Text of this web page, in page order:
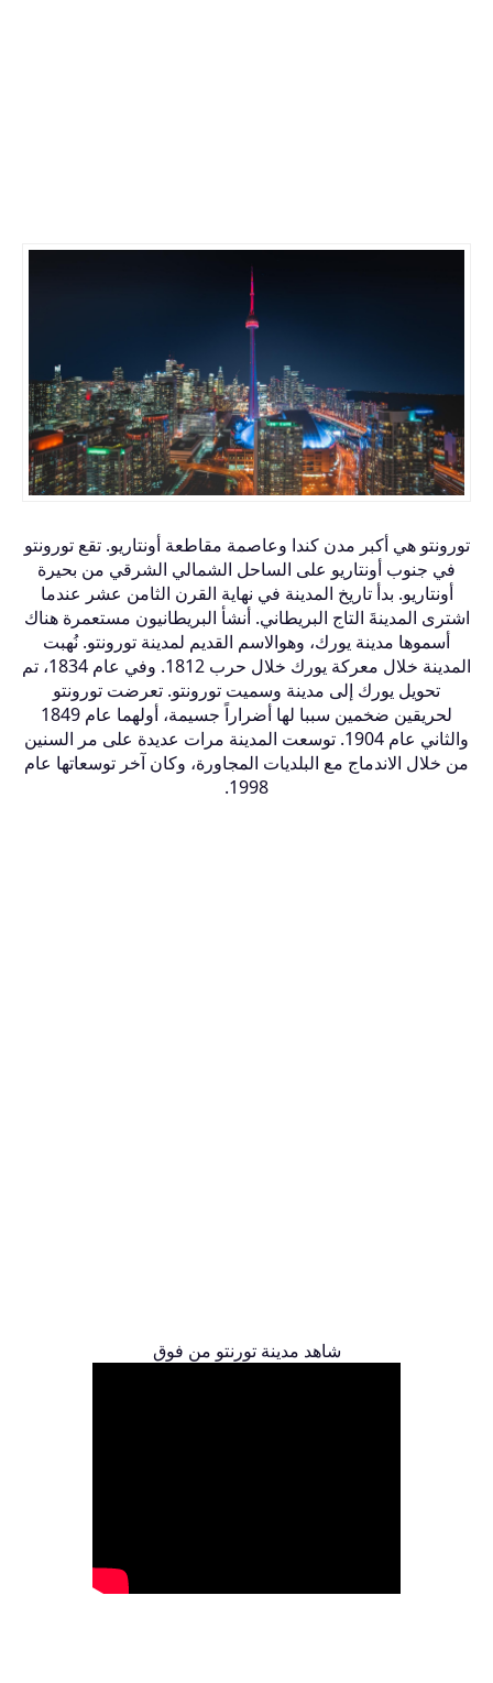
تورونتو هي أكبر مدن كندا وعاصمة مقاطعة أونتاريو. تقع تورونتو
في جنوب أونتاريو على الساحل الشمالي الشرقي من بحيرة
أونتاريو. بدأ تاريخ المدينة في نهاية القرن الثامن عشر عندما
اشترى المدينةَ التاج البريطاني. أنشأ البريطانيون مستعمرة هناك
أسموها مدينة يورك، وهوالاسم القديم لمدينة تورونتو. نُهبت
المدينة خلال معركة يورك خلال حرب 1812. وفي عام 1834، تم
تحويل يورك إلى مدينة وسميت تورونتو. تعرضت تورونتو
لحريقين ضخمين سببا لها أضراراً جسيمة، أولهما عام 1849
والثاني عام 1904. توسعت المدينة مرات عديدة على مر السنين
من خلال الاندماج مع البلديات المجاورة، وكان آخر توسعاتها عام
1998.
شاهد مدينة تورنتو من فوق